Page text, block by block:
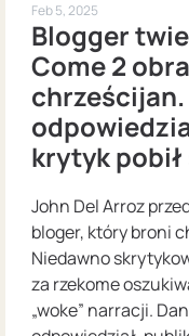
Feb 5, 2025
Blogger
Come 2
krytyk
John Del Arroz
bloger, który broni
Niedawno
za rzekome
„woke” narracji.